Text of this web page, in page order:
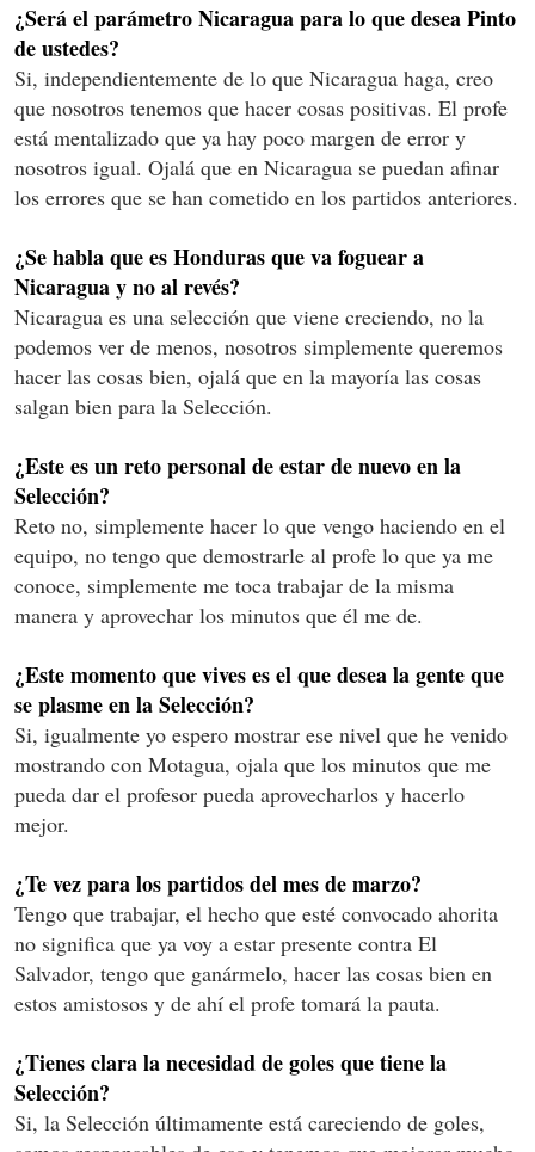
¿Será el parámetro Nicaragua para lo que desea Pinto
de ustedes?
Si, independientemente de lo que Nicaragua haga, creo
que nosotros tenemos que hacer cosas positivas. El profe
está mentalizado que ya hay poco margen de error y
nosotros igual. Ojalá que en Nicaragua se puedan afinar
los errores que se han cometido en los partidos anteriores.
¿Se habla que es Honduras que va foguear a
Nicaragua y no al revés?
Nicaragua es una selección que viene creciendo, no la
podemos ver de menos, nosotros simplemente queremos
hacer las cosas bien, ojalá que en la mayoría las cosas
salgan bien para la Selección.
¿Este es un reto personal de estar de nuevo en la
Selección?
Reto no, simplemente hacer lo que vengo haciendo en el
equipo, no tengo que demostrarle al profe lo que ya me
conoce, simplemente me toca trabajar de la misma
manera y aprovechar los minutos que él me de.
¿Este momento que vives es el que desea la gente que
se plasme en la Selección?
Si, igualmente yo espero mostrar ese nivel que he venido
mostrando con Motagua, ojala que los minutos que me
pueda dar el profesor pueda aprovecharlos y hacerlo
mejor.
¿Te vez para los partidos del mes de marzo?
Tengo que trabajar, el hecho que esté convocado ahorita
no significa que ya voy a estar presente contra El
Salvador, tengo que ganármelo, hacer las cosas bien en
estos amistosos y de ahí el profe tomará la pauta.
¿Tienes clara la necesidad de goles que tiene la
Selección?
Si, la Selección últimamente está careciendo de goles,